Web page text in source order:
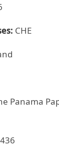
CHE
Panama